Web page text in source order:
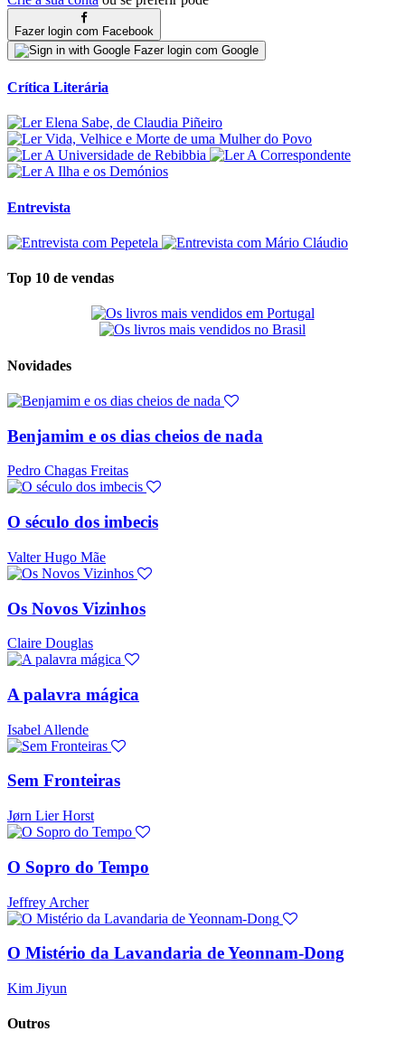
Fazer login com Facebook
Fazer login com Google
Crítica Literária
Entrevista
Top 10 de vendas
Novidades
Benjamim e os dias cheios de nada
Pedro Chagas Freitas
O século dos imbecis
Valter Hugo Mãe
Os Novos Vizinhos
Claire Douglas
A palavra mágica
Isabel Allende
Sem Fronteiras
Jørn Lier Horst
O Sopro do Tempo
Jeffrey Archer
O Mistério da Lavandaria de Yeonnam-Dong
Kim Jiyun
Outros